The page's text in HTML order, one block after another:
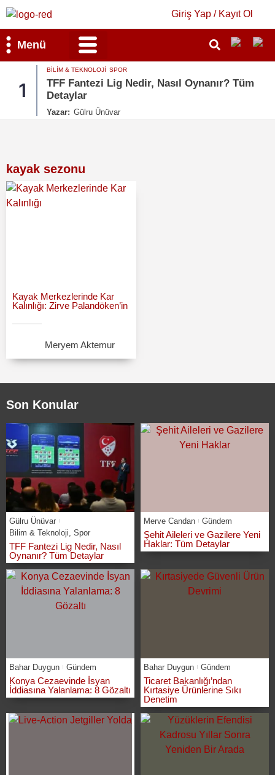
Giriş Yap / Kayıt Ol
Menü
Nasıl Oynanır? Tüm 2
Şehit Aileleri ve
kayak sezonu
Kayak Merkezlerinde Kar
Kalınlığı: Zirve Palandöken’in
Meryem Aktemur
Son Konular
Gülru Ünüvar
Bilim & Teknoloji Spor
TFF Fantezi Lig Nedir, Nasıl
Oynanır? Tüm Detaylar
Merve Candan Gündem
Şehit Aileleri ve Gazilere Yeni
Haklar: Tüm Detaylar
Bahar Duygun Gündem
Konya Cezaevinde İsyan
İddiasına Yalanlama: 8 Gözaltı
Bahar Duygun Gündem
Ticaret Bakanlığı’ndan
Kırtasiye Ürünlerine Sıkı
Denetim